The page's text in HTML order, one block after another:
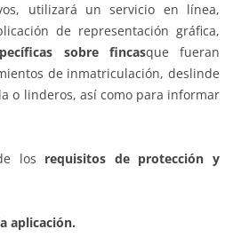
utilizará un servicio en línea,
de representación gráfica,
sobre fincasque fueran
de inmatriculación, deslinde
o linderos, así como para informar
los requisitos de protección y
aplicación.